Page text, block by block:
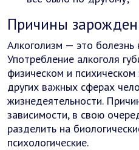
Причины
Алкоголизм — это болезнь
Употребление алкоголя
физическом и
других важных сферах
жизнедеятельности.
зависимости, в свою
разделить на
психологические.